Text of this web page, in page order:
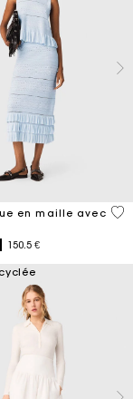
Rating
en maille avec
from
150.5 €
4,1